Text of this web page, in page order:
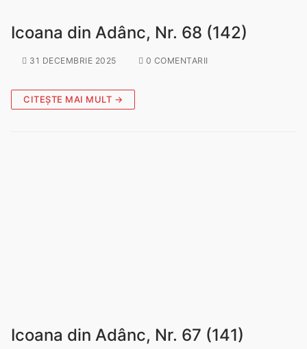
Icoana din Adânc, Nr. 68 (142)
31 DECEMBRIE 2025 0 COMENTARII
CITEȘTE MAI MULT →
Icoana din Adânc, Nr. 67 (141)